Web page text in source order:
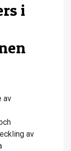
i
av
av